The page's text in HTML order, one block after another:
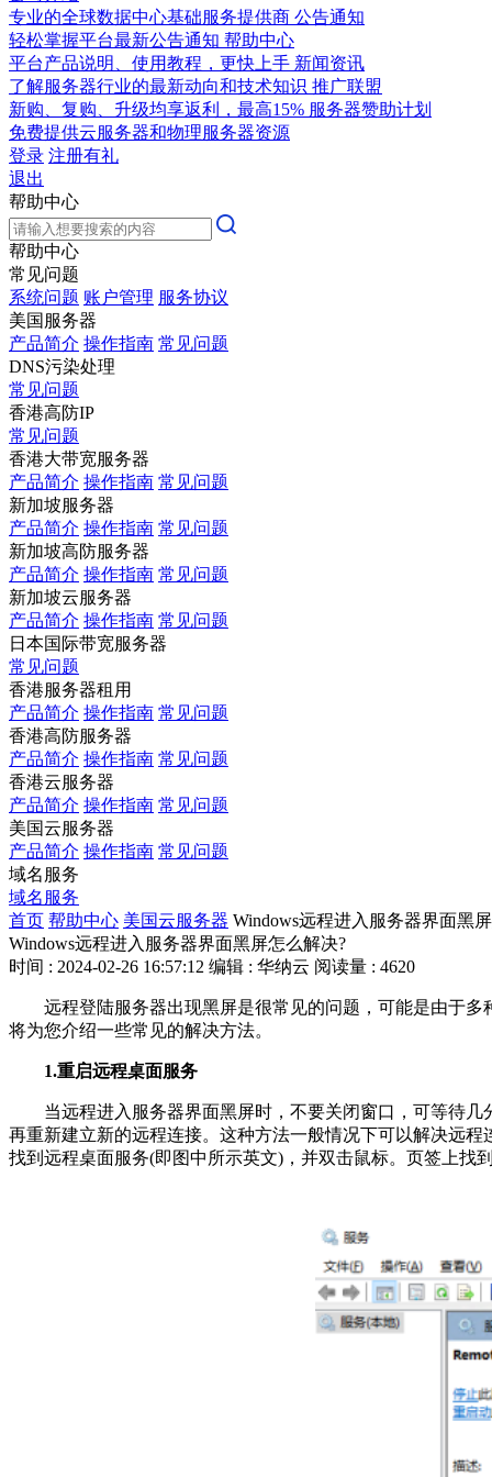
专业的全球数据中心基础服务提供商 公告通知
轻松掌握平台最新公告通知 帮助中心
平台产品说明、使用教程，更快上手 新闻资讯
了解服务器行业的最新动向和技术知识 推广联盟
新购、复购、升级均享返利，最高15% 服务器赞助计划
免费提供云服务器和物理服务器资源
登录 注册有礼
退出
帮助中心
帮助中心
常见问题
系统问题 账户管理 服务协议
美国服务器
产品简介 操作指南 常见问题
DNS污染处理
常见问题
香港高防IP
常见问题
香港大带宽服务器
产品简介 操作指南 常见问题
新加坡服务器
产品简介 操作指南 常见问题
新加坡高防服务器
产品简介 操作指南 常见问题
新加坡云服务器
产品简介 操作指南 常见问题
日本国际带宽服务器
常见问题
香港服务器租用
产品简介 操作指南 常见问题
香港高防服务器
产品简介 操作指南 常见问题
香港云服务器
产品简介 操作指南 常见问题
美国云服务器
产品简介 操作指南 常见问题
域名服务
域名服务
首页 帮助中心 美国云服务器 Windows远程进入服务器界面黑
Windows远程进入服务器界面黑屏怎么解决?
时间 : 2024-02-26 16:57:12 编辑 : 华纳云 阅读量 : 4620
远程登陆服务器出现黑屏是很常见的问题，可能是由于多
将为您介绍一些常见的解决方法。
1.重启远程桌面服务
当远程进入服务器界面黑屏时，不要关闭窗口，可等待几
再重新建立新的远程连接。这种方法一般情况下可以解决远程
找到远程桌面服务(即图中所示英文)，并双击鼠标。页签上找